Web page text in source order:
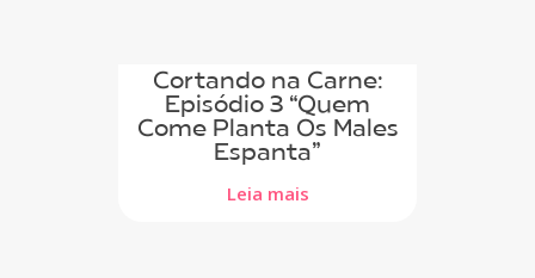
Cortando na Carne:
Episódio 3 “Quem
Come Planta Os Males
Espanta”
Leia mais